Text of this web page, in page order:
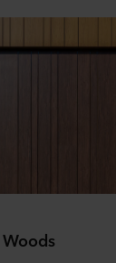
in onzePrivacy
is